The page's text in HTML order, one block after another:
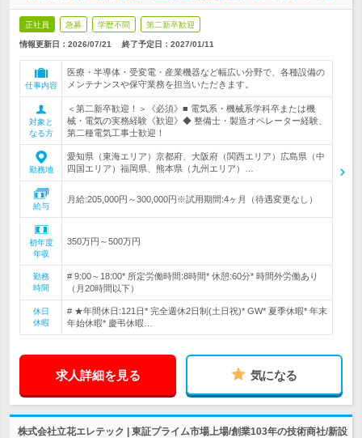
正社員 急募 学歴不問 第二新卒歓迎
情報更新日：2026/07/21 終了予定日： 2027/01/11
仕事内容
医療・半導体・受変電・産業機器など幅広い分野で、各種設備の
メンテナンスや保守業務を担当いただきます。
対象と
なる方
＜第二新卒歓迎！＞《必須》■ 電気系・機械系学科卒または機
械・電気の実務経験《歓迎》◆ 整備士・製造オペレーター経験、
第二種電気工事士歓迎！
勤務地
愛知県（東海エリア）京都府、大阪府（関西エリア）広島県（中
四国エリア）福岡県、熊本県（九州エリア）…
給与
月給:205,000円～300,000円※試用期間:4ヶ月（待遇変更なし）
初年度
年収
350万円～500万円
勤務
時間
# 9:00～18:00* 所定労働時間:8時間* 休憩:60分* 時間外労働あり
（月20時間以下）
休日
休暇
# ★年間休日:121日* 完全週休2日制(土日祝)* GW* 夏季休暇* 年末
年始休暇* 慶弔休暇…
求人詳細を見る 気になる
株式会社立花エレテック | 東証プライム市場上場/創業103年の技術商社/新設